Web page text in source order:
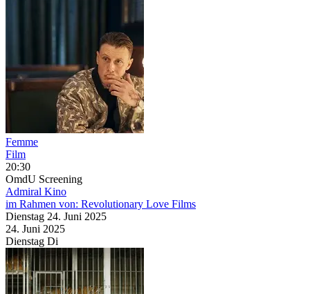
Femme
Film
20:30
OmdU Screening
Admiral Kino
im Rahmen von: Revolutionary Love Films
Dienstag 24. Juni 2025
24. Juni 2025
Dienstag Di